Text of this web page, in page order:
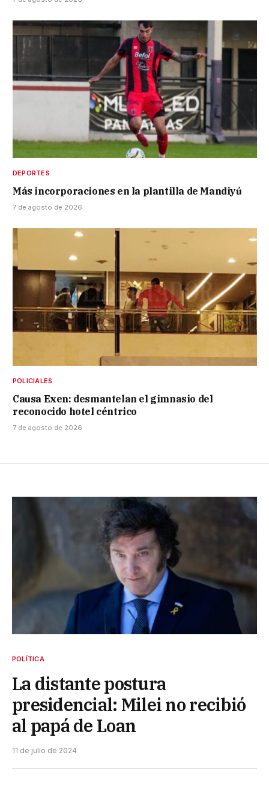
DEPORTES
Más incorporaciones en la plantilla de Mandiyú
7 de agosto de 2026
POLICIALES
Causa Exen: desmantelan el gimnasio del
reconocido hotel céntrico
7 de agosto de 2026
POLÍTICA
La distante postura
presidencial: Milei no recibió
al papá de Loan
11 de julio de 2024